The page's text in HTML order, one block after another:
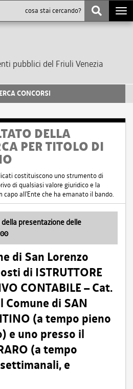
pubblici del Friuli Venezia
CONCORSI
DELLA
PER TITOLO DI
costituiscono uno strumento di
di qualsiasi valore giuridico e la
capo all'Ente che ha emanato il bando.
della presentazione delle
di San Lorenzo
di ISTRUTTORE
CONTABILE – Cat.
Comune di SAN
(a tempo pieno
e uno presso il
(a tempo
e